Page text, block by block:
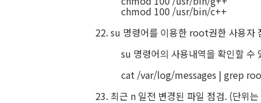
chmod 100 /usr/bin/c++
22. su 명령어를 이용한 root권한 사용자
su 명령어의 사용내역을 확인할 수
cat /var/log/messages | grep
23. 최근 n 일전 변경된 파일 점검. (단위는